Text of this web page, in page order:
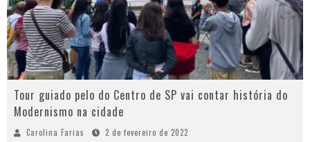
Tour guiado pelo do Centro de SP vai contar história do
Modernismo na cidade
Carolina Farias
2 de fevereiro de 2022